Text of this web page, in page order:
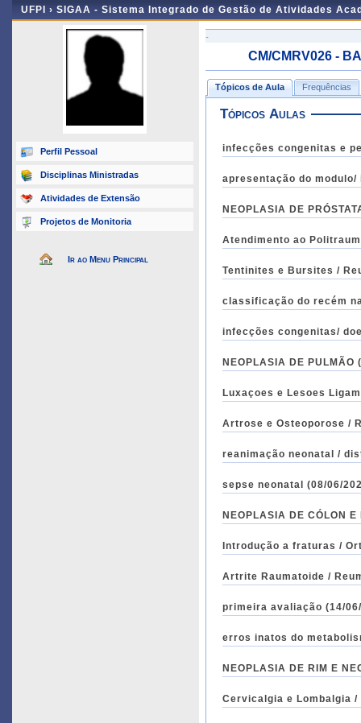
UFPI › SIGAA - Sistema Integrado de Gestão de Atividades
Perfil Pessoal
Disciplinas Ministradas
Atividades de Extensão
Projetos de Monitoria
Ir ao Menu Principal
-
CM/CMRV026 -
Tópicos de Aula Frequências
Tópicos Aulas
infecções congenitas e
NEOPLASIA DE
Atendimento ao
Tentinites e Bursites /
NEOPLASIA DE
Luxaçoes e Lesoes
Artrose e Osteoporose /
sepse neonatal (08/06/
NEOPLASIA DE CÓLON
Introdução a fraturas /
Artrite Raumatoide /
primeira
NEOPLASIA DE RIM E
Cervicalgia e Lombalgia /